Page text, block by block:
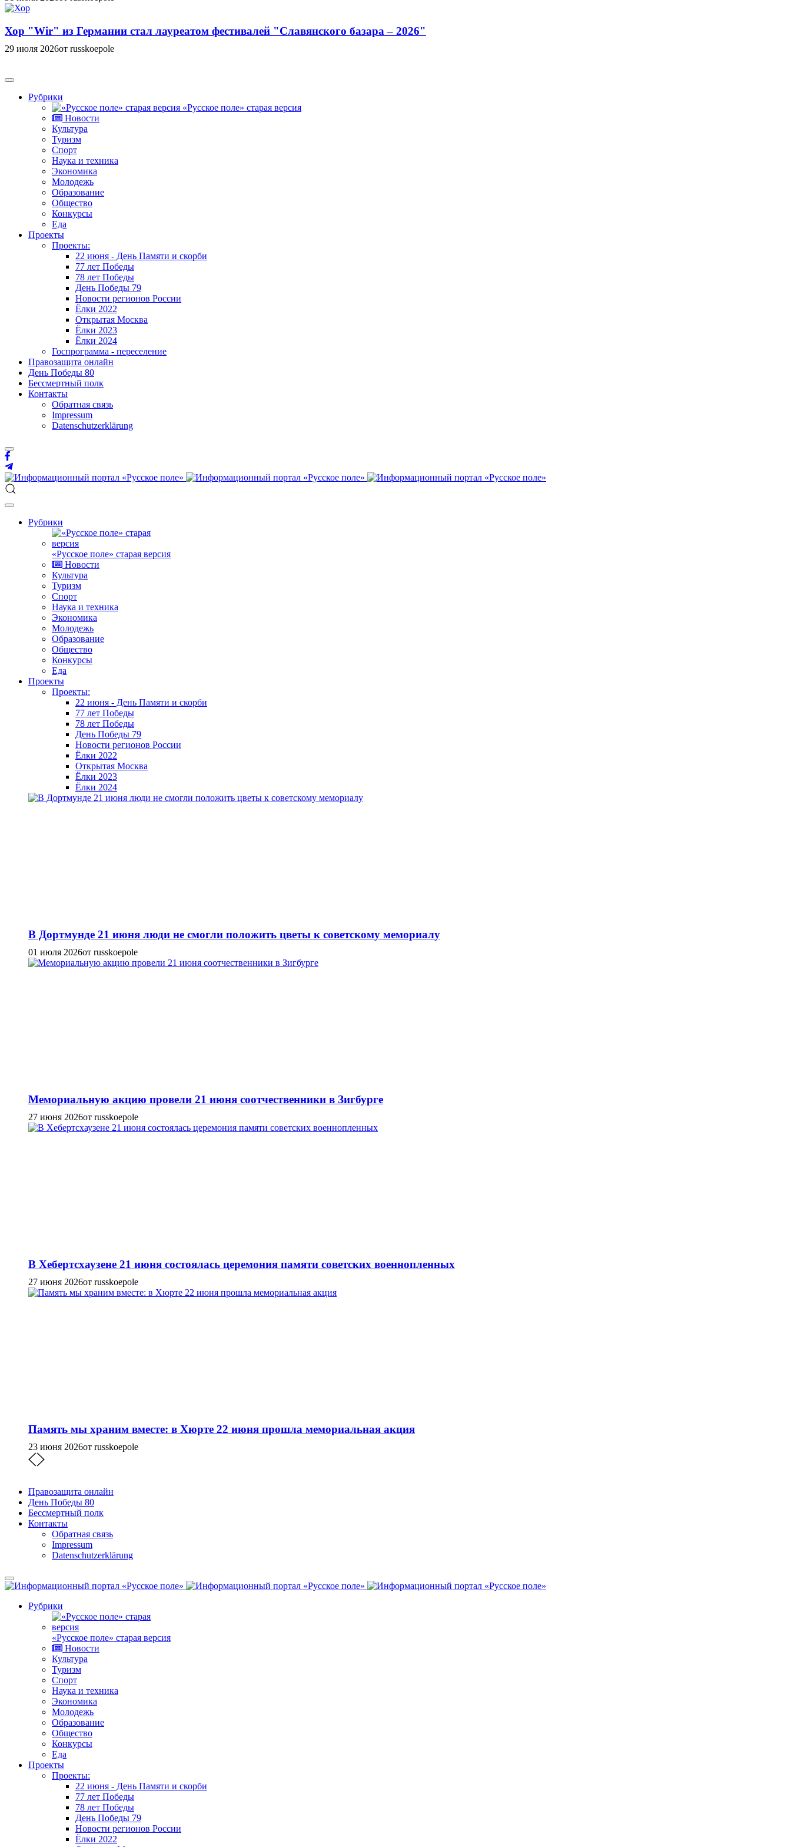
Хор "Wir" из Германии стал лауреатом фестивалей "Славянского базара – 2026"
29 июля 2026от russkoepole
Рубрики
«Русское поле» старая версия
Новости
Культура
Туризм
Спорт
Наука и техника
Экономика
Молодежь
Образование
Общество
Конкурсы
Еда
Проекты
Проекты:
22 июня - День Памяти и скорби
77 лет Победы
78 лет Победы
День Победы 79
Новости регионов России
Ёлки 2022
Открытая Москва
Ёлки 2023
Ёлки 2024
Госпрограмма - переселение
Правозащита онлайн
День Победы 80
Бессмертный полк
Контакты
Обратная связь
Impressum
Datenschutzerklärung
Рубрики
«Русское поле» старая версия
Новости
Культура
Туризм
Спорт
Наука и техника
Экономика
Молодежь
Образование
Общество
Конкурсы
Еда
Проекты
Проекты:
22 июня - День Памяти и скорби
77 лет Победы
78 лет Победы
День Победы 79
Новости регионов России
Ёлки 2022
Открытая Москва
Ёлки 2023
Ёлки 2024
В Дортмунде 21 июня люди не смогли положить цветы к советскому мемориалу
01 июля 2026от russkoepole
Мемориальную акцию провели 21 июня соотчественники в Зигбурге
27 июня 2026от russkoepole
В Хебертсхаузене 21 июня состоялась церемония памяти советских военнопленных
27 июня 2026от russkoepole
Память мы храним вместе: в Хюрте 22 июня прошла мемориальная акция
23 июня 2026от russkoepole
Правозащита онлайн
День Победы 80
Бессмертный полк
Контакты
Обратная связь
Impressum
Datenschutzerklärung
Рубрики
«Русское поле» старая версия
Новости
Культура
Туризм
Спорт
Наука и техника
Экономика
Молодежь
Образование
Общество
Конкурсы
Еда
Проекты
Проекты:
22 июня - День Памяти и скорби
77 лет Победы
78 лет Победы
День Победы 79
Новости регионов России
Ёлки 2022